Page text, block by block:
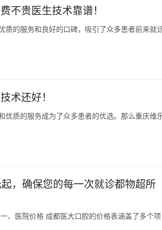
不贵医生技术靠谱！
的服务和良好的口碑，吸引了众多患者前来就诊
术还好！
质的服务成为了众多患者的优选。那么重庆维
，确保您的每一次就诊都物超所
、医院价格 成都医大口腔的价格表涵盖了多个项